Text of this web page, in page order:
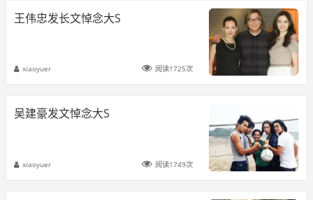
王伟忠发长文悼念大S
xiaoyuer 阅读1725次
吴建豪发文悼念大S
xiaoyuer 阅读1749次